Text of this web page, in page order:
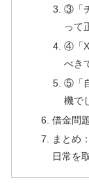
③「
って
④「X
べき
⑤「
機で
借金問
まとめ
日常を